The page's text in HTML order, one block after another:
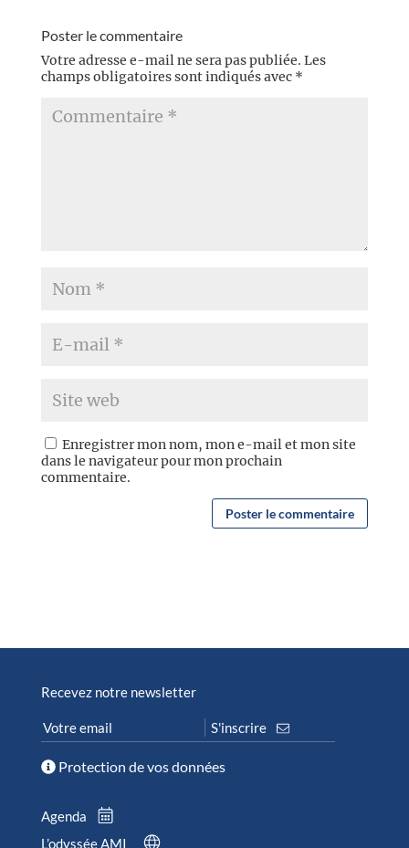
Poster le commentaire
Votre adresse e-mail ne sera pas publiée. Les
champs obligatoires sont indiqués avec *
Enregistrer mon nom, mon e-mail et mon site
dans le navigateur pour mon prochain
commentaire.
Recevez notre newsletter
Protection de vos données
Agenda
L’odyssée AMI